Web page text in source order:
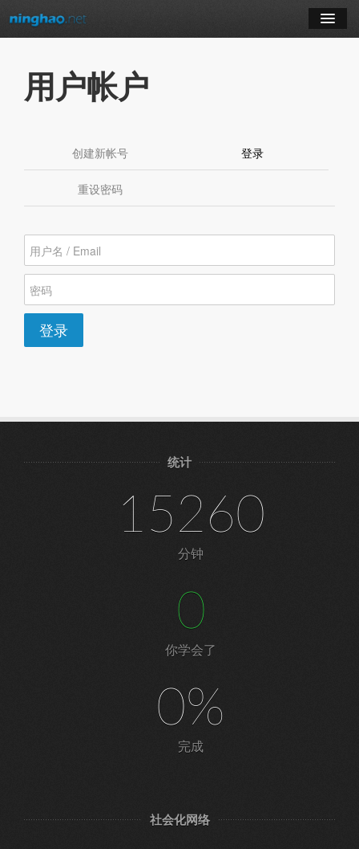
博客
订阅课程
用户帐户
创建新帐号 登录
重设密码
登录
统计
15260
分钟
0
你学会了
0%
完成
社会化网络